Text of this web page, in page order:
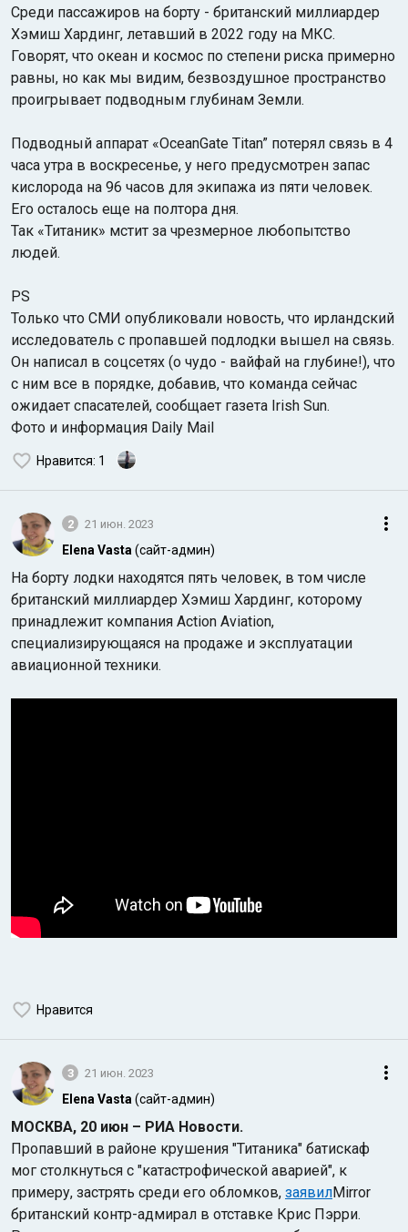
Среди пассажиров на борту - британский миллиардер
Хэмиш Хардинг, летавший в 2022 году на МКС.
Говорят, что океан и космос по степени риска примерно
равны, но как мы видим, безвоздушное пространство
проигрывает подводным глубинам Земли.
Подводный аппарат «OceanGate Titan” потерял связь в 4
часа утра в воскресенье, у него предусмотрен запас
кислорода на 96 часов для экипажа из пяти человек.
Его осталось еще на полтора дня.
Так «Титаник» мстит за чрезмерное любопытство
людей.
PS
Только что СМИ опубликовали новость, что ирландский
исследователь с пропавшей подлодки вышел на связь.
Он написал в соцсетях (о чудо - вайфай на глубине!), что
с ним все в порядке, добавив, что команда сейчас
ожидает спасателей, сообщает газета Irish Sun.
Фото и информация Daily Mail
Нравится: 1
2 21 июн. 2023
Elena Vasta (сайт-админ)
На борту лодки находятся пять человек, в том числе
британский миллиардер Хэмиш Хардинг, которому
принадлежит компания Action Aviation,
специализирующаяся на продаже и эксплуатации
авиационной техники.
Нравится
3 21 июн. 2023
Elena Vasta (сайт-админ)
МОСКВА, 20 июн – РИА Новости.
Пропавший в районе крушения "Титаника" батискаф
мог столкнуться с "катастрофической аварией", к
примеру, застрять среди его обломков, заявилMirror
британский контр-адмирал в отставке Крис Пэрри.